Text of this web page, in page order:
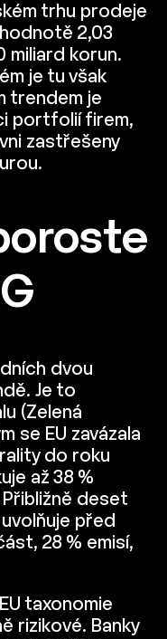
trhu prodeje
2,03
miliard korun.
je tu však
trendem je
portfolií firem,
zastřešeny
dvou
Je to
(Zelená
se EU zavázala
do roku
až 38 %
deset
před
28 % emisí,
taxonomie
rizikové. Banky